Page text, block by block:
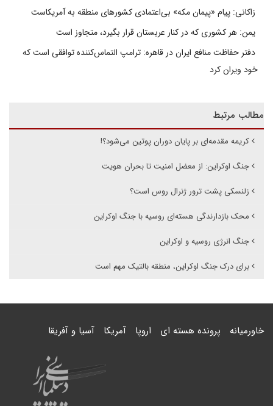
زاکانی: پیام «پیمان مکه» بی‌اعتمادی کشورهای منطقه به آمریکاست
یمن: هر کشوری که در کنار عربستان قرار بگیرد، متجاوز است
دفتر حفاظت منافع ایران در قاهره: ترامپ التماس‌کننده توافقی است که
خود ویران کرد
مطالب مرتبط
کریمه مقدمه‌ای بر پایان دوران پوتین می‌شود؟!
جنگ اوکراین: از معضل امنیت تا بحران هویت
زلنسکی پشت ترور ژنرال روس است؟
محک بازدارندگی هسته‌ای روسیه با جنگ اوکراین
جنگ انرژی روسیه و اوکراین
برای درک جنگ اوکراین، منطقه بالتیک مهم است
خاورمیانه پرونده هسته ای اروپا آمریکا آسیا و آفریقا